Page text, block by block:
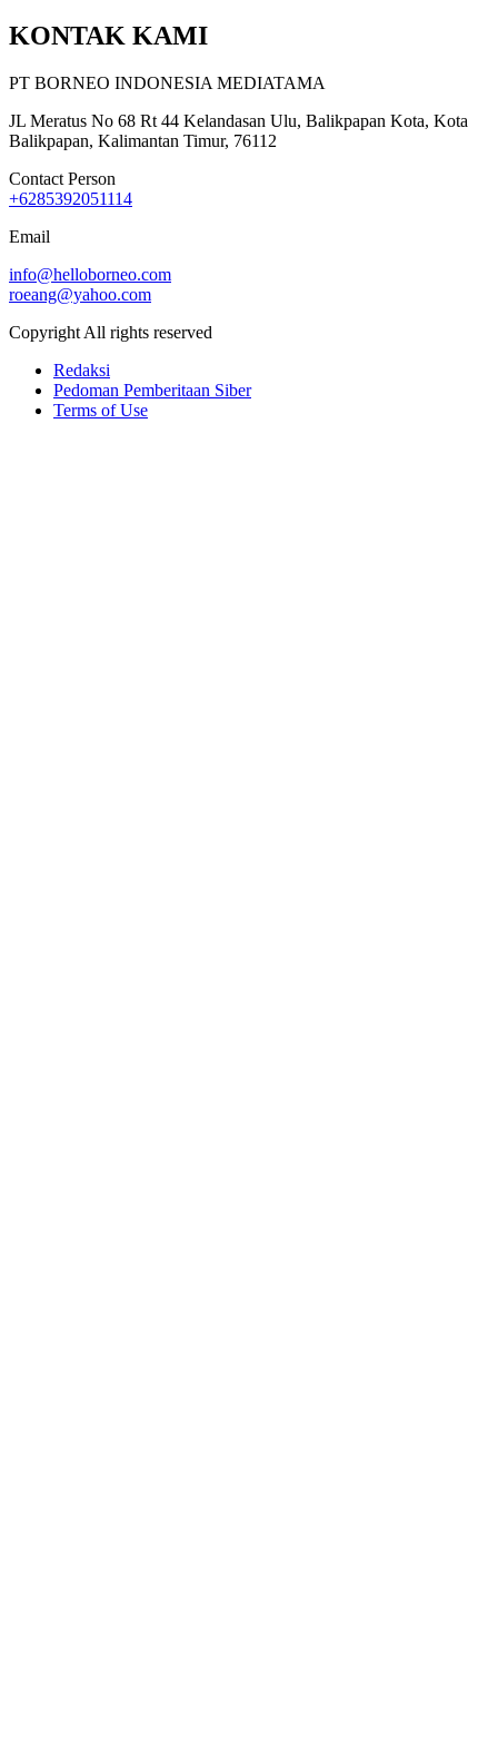
KONTAK KAMI
PT BORNEO INDONESIA MEDIATAMA
JL Meratus No 68 Rt 44 Kelandasan Ulu, Balikpapan Kota, Kota
Balikpapan, Kalimantan Timur, 76112
Contact Person
+6285392051114
Email
info@helloborneo.com
roeang@yahoo.com
Copyright All rights reserved
Redaksi
Pedoman Pemberitaan Siber
Terms of Use